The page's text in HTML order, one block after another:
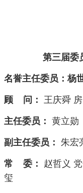
第三届委
名誉主任委员：杨
顾 问： 王庆舜
主任委员： 黄立勋
副主任委员： 朱宏
常 委： 赵哲义
玺